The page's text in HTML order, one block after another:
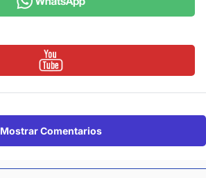
Mostrar Comentarios